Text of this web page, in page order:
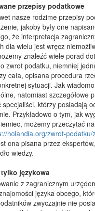
przepisy podatkowe
nasze rodzime przepisy
jakoby były one
że interpretacja
dla wielu jest wręcz
znaleźć wiele porad
zwrot podatku, niemniej
cała, opisana procedura
sytuacji. Jak
natomiast szczegółowe
specjaliści, którzy posiadają
Przykładowo o tym, jak
możemy przeczytać na
holandia.org/zwrot-
ona pisana przez
wiedzy.
językowa
z zagranicznym
języka obcego,
zwyczajnie nie